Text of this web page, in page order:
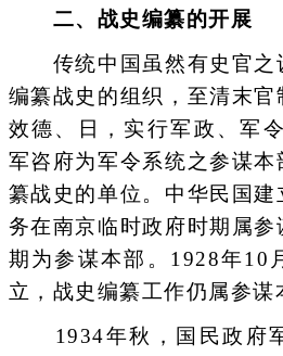
二、战史编纂的开展
传统中国虽然有史官之
编纂战史的组织，至清末
效德、日，实行军政、军
军咨府为军令系统之参谋
纂战史的单位。中华民国
务在南京临时政府时期属
期为参谋本部。1928年10
立，战史编纂工作仍属参
1934年秋，国民政府